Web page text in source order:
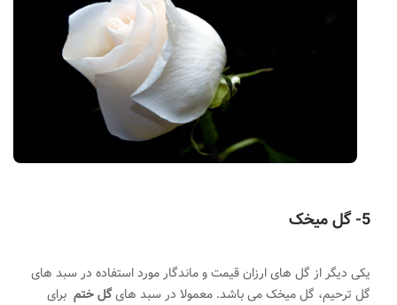
5- گل میخک
یکی دیگر از گل های ارزان قیمت و ماندگار مورد استفاده در سبد های
گل ترحیم، گل میخک می باشد. معمولا در سبد هایگل ختم برای